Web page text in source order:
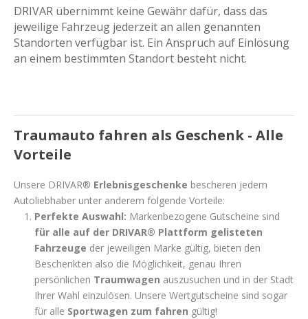
DRIVAR übernimmt keine Gewähr dafür, dass das
jeweilige Fahrzeug jederzeit an allen genannten
Standorten verfügbar ist. Ein Anspruch auf Einlösung
an einem bestimmten Standort besteht nicht.
Traumauto fahren als Geschenk - Alle
Vorteile
Unsere DRIVAR® Erlebnisgeschenke bescheren jedem
Autoliebhaber unter anderem folgende Vorteile:
Perfekte Auswahl: Markenbezogene Gutscheine sind
für alle auf der DRIVAR® Plattform gelisteten
Fahrzeuge der jeweiligen Marke gültig, bieten den
Beschenkten also die Möglichkeit, genau Ihren
persönlichen Traumwagen auszusuchen und in der Stadt
Ihrer Wahl einzulösen. Unsere Wertgutscheine sind sogar
für alle Sportwagen zum fahren gültig!